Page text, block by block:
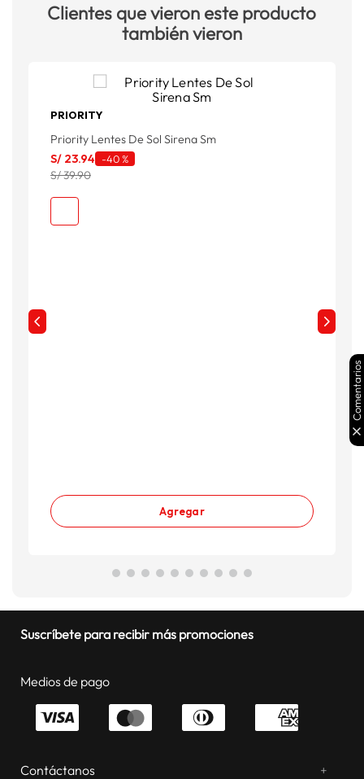
Clientes que vieron este producto
también vieron
PRIORITY
Priority Lentes De Sol Sirena Sm
S/ 23.94 -40 %
S/ 39.90
Agregar
Suscríbete para recibir más promociones
Medios de pago
Contáctanos +
Comentarios